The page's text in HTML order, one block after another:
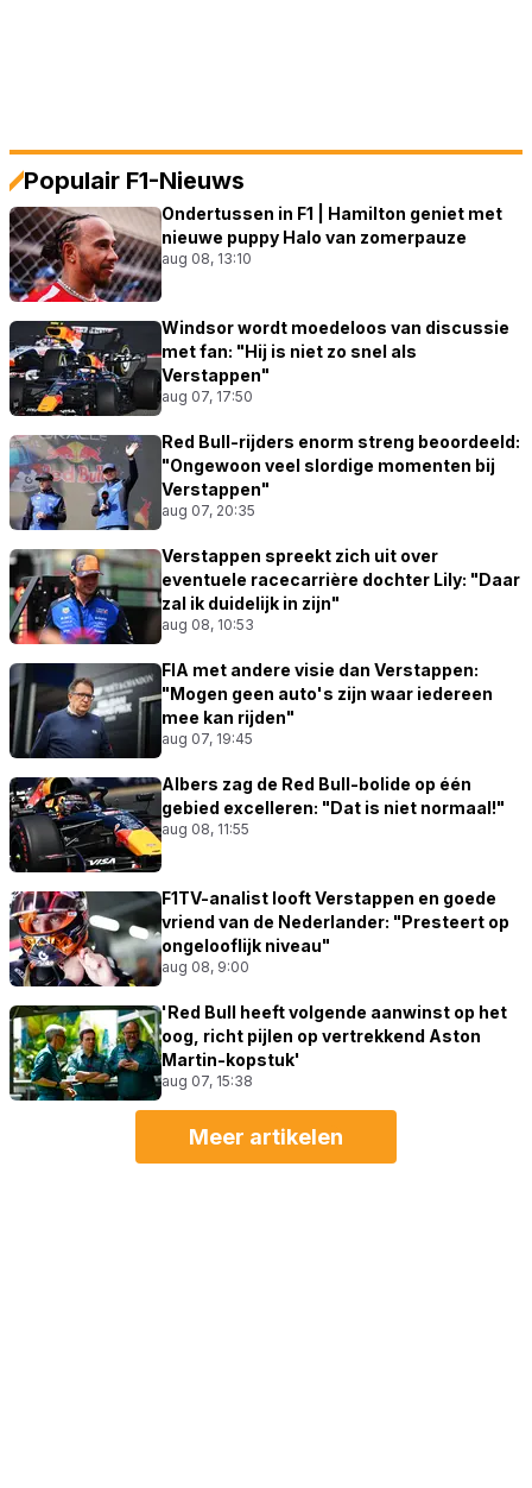
Populair F1-Nieuws
Ondertussen in F1 | Hamilton geniet met
nieuwe puppy Halo van zomerpauze
aug 08, 13:10
Windsor wordt moedeloos van discussie
met fan: "Hij is niet zo snel als
Verstappen"
aug 07, 17:50
Red Bull-rijders enorm streng beoordeeld:
"Ongewoon veel slordige momenten bij
Verstappen"
aug 07, 20:35
Verstappen spreekt zich uit over
eventuele racecarrière dochter Lily: "Daar
zal ik duidelijk in zijn"
aug 08, 10:53
FIA met andere visie dan Verstappen:
"Mogen geen auto's zijn waar iedereen
mee kan rijden"
aug 07, 19:45
Albers zag de Red Bull-bolide op één
gebied excelleren: "Dat is niet normaal!"
aug 08, 11:55
F1TV-analist looft Verstappen en goede
vriend van de Nederlander: "Presteert op
ongelooflijk niveau"
aug 08, 9:00
'Red Bull heeft volgende aanwinst op het
oog, richt pijlen op vertrekkend Aston
Martin-kopstuk'
aug 07, 15:38
Meer artikelen